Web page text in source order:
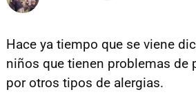
Hace ya tiempo que se viene
niños que tienen problemas
por otros tipos de alergias.